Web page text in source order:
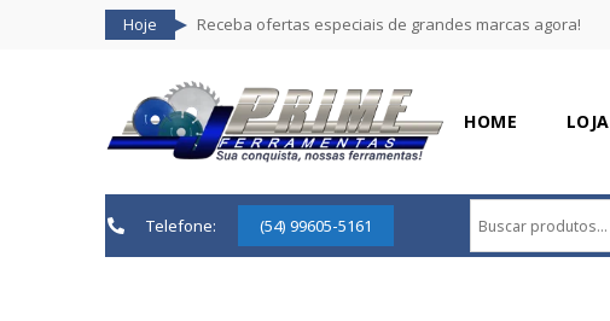
Hoje Receba ofertas especiais de grandes marcas agora!
HOME LOJA
Telefone: (54) 99605-5161